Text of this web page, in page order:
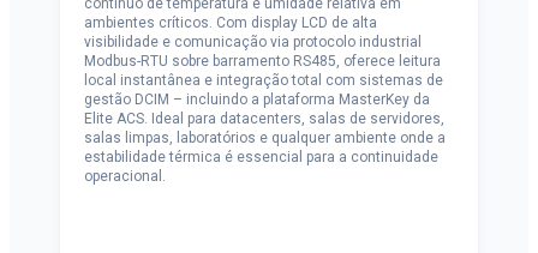
contínuo de temperatura e umidade relativa em
ambientes críticos. Com display LCD de alta
visibilidade e comunicação via protocolo industrial
Modbus-RTU sobre barramento RS485, oferece leitura
local instantânea e integração total com sistemas de
gestão DCIM – incluindo a plataforma MasterKey da
Elite ACS. Ideal para datacenters, salas de servidores,
salas limpas, laboratórios e qualquer ambiente onde a
estabilidade térmica é essencial para a continuidade
operacional.